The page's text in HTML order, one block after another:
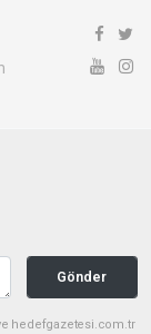
Gönder
hedefgazetesi.com.tr